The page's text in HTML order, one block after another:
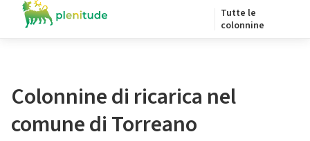
Tutte le
colonnine
Colonnine di ricarica nel
comune di Torreano